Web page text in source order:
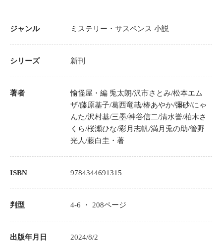
ジャンル ミステリー・サスペンス 小説
シリーズ 新刊
著者 愉怪屋 ・編 兎太朗/沢市さとみ/松本エム
ザ/藤原基子/葛西竜哉/椿あやか/彌砂/にゃ
んた/沢村基/三墨/神谷信二/清水誉/柏木さ
くら/桜瀬ひな/彩月志帆/満月兎の助/管野
光人/藤白圭・著
ISBN 9784344691315
判型 4-6 ・ 208ページ
出版年月日 2024/8/2